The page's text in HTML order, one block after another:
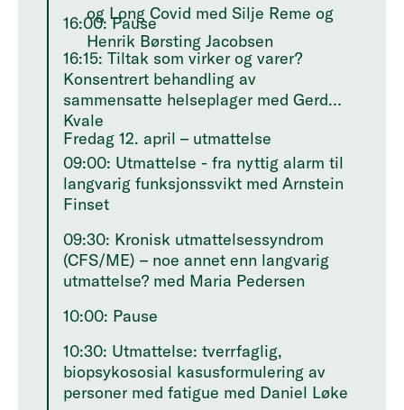
og Long Covid med Silje Reme og
Henrik Børsting Jacobsen
16:00: Pause
16:15: Tiltak som virker og varer?
Konsentrert behandling av
sammensatte helseplager med Gerd
Kvale
Fredag 12. april – utmattelse
09:00: Utmattelse - fra nyttig alarm til
langvarig funksjonssvikt med Arnstein
Finset
09:30: Kronisk utmattelsessyndrom
(CFS/ME) – noe annet enn langvarig
utmattelse? med Maria Pedersen
10:00: Pause
10:30: Utmattelse: tverrfaglig,
biopsykososial kasusformulering av
personer med fatigue med Daniel Løke